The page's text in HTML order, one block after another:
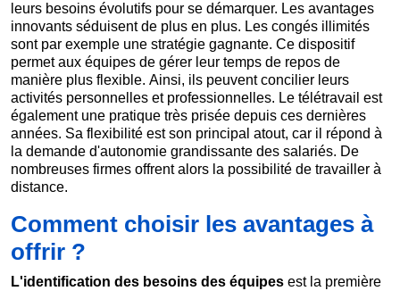
leurs besoins évolutifs pour se démarquer. Les avantages
innovants séduisent de plus en plus. Les congés illimités
sont par exemple une stratégie gagnante. Ce dispositif
permet aux équipes de gérer leur temps de repos de
manière plus flexible. Ainsi, ils peuvent concilier leurs
activités personnelles et professionnelles. Le télétravail est
également une pratique très prisée depuis ces dernières
années. Sa flexibilité est son principal atout, car il répond à
la demande d'autonomie grandissante des salariés. De
nombreuses firmes offrent alors la possibilité de travailler à
distance.
Comment choisir les avantages à
offrir ?
L'identification des besoins des équipes est la première